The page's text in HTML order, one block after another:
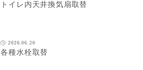
トイレ内天井換気扇取替
2026.06.20
各種水栓取替